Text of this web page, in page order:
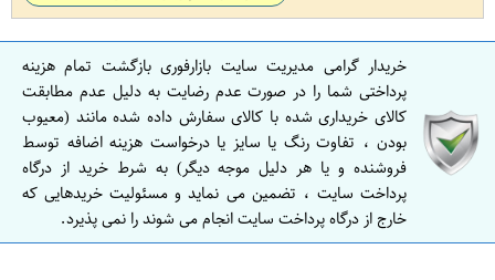
خریدار گرامی مدیریت سایت بازارفوری بازگشت تمام هزینه
پرداختی شما را در صورت عدم رضایت به دلیل عدم مطابقت
کالای خریداری شده با کالای سفارش داده شده مانند (معیوب
بودن ، تفاوت رنگ یا سایز یا درخواست هزینه اضافه توسط
فروشنده و یا هر دلیل موجه دیگر) به شرط خرید از درگاه
پرداخت سایت ، تضمین می نماید و مسئولیت خریدهایی که
خارج از درگاه پرداخت سایت انجام می شوند را نمی پذیرد.